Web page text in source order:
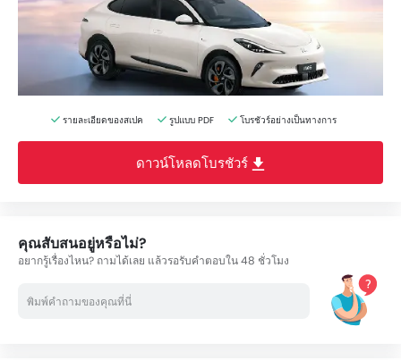
รายละเอียดของสเปค รูปแบบ PDF โบรชัวร์อย่างเป็นทางการ
ดาวน์โหลดโบรชัวร์
คุณสับสนอยู่หรือไม่?
อยากรู้เรื่องไหน? ถามได้เลย แล้วรอรับคำตอบใน 48 ชั่วโมง